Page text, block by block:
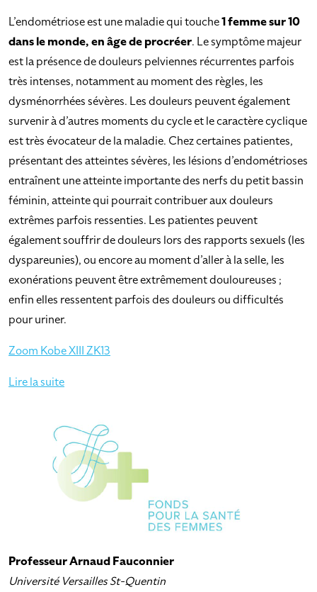
L’endométriose est une maladie qui touche1 femme sur 10
dans le monde, en âge de procréer. Le symptôme majeur
est la présence de douleurs pelviennes récurrentes parfois
très intenses, notamment au moment des règles, les
dysménorrhées sévères. Les douleurs peuvent également
survenir à d’autres moments du cycle et le caractère cyclique
est très évocateur de la maladie. Chez certaines patientes,
présentant des atteintes sévères, les lésions d’endométrioses
entraînent une atteinte importante des nerfs du petit bassin
féminin, atteinte qui pourrait contribuer aux douleurs
extrêmes parfois ressenties. Les patientes peuvent
également souffrir de douleurs lors des rapports sexuels (les
dyspareunies), ou encore au moment d’aller à la selle, les
exonérations peuvent être extrêmement douloureuses ;
enfin elles ressentent parfois des douleurs ou difficultés
pour uriner.
Zoom Kobe XIII ZK13
Lire la suite
Professeur Arnaud Fauconnier
Université Versailles St-Quentin